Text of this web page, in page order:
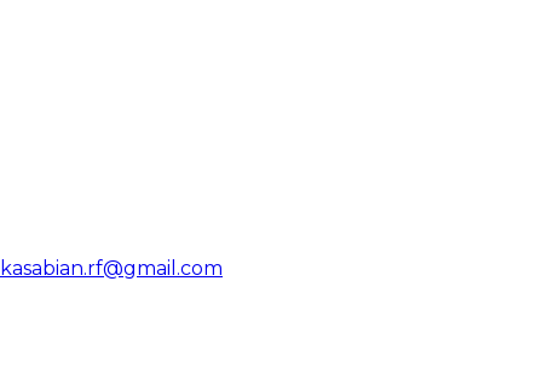
kasabian.rf@gmail.com